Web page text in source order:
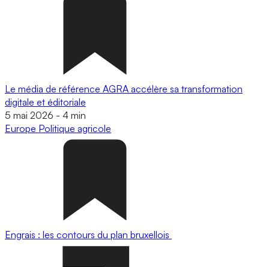
Le média de référence AGRA accélère sa transformation
digitale et éditoriale
5 mai 2026 - 4 min
Europe Politique agricole
Engrais : les contours du plan bruxellois